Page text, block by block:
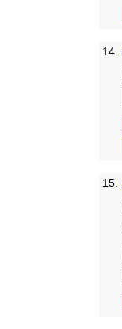
14.
15.